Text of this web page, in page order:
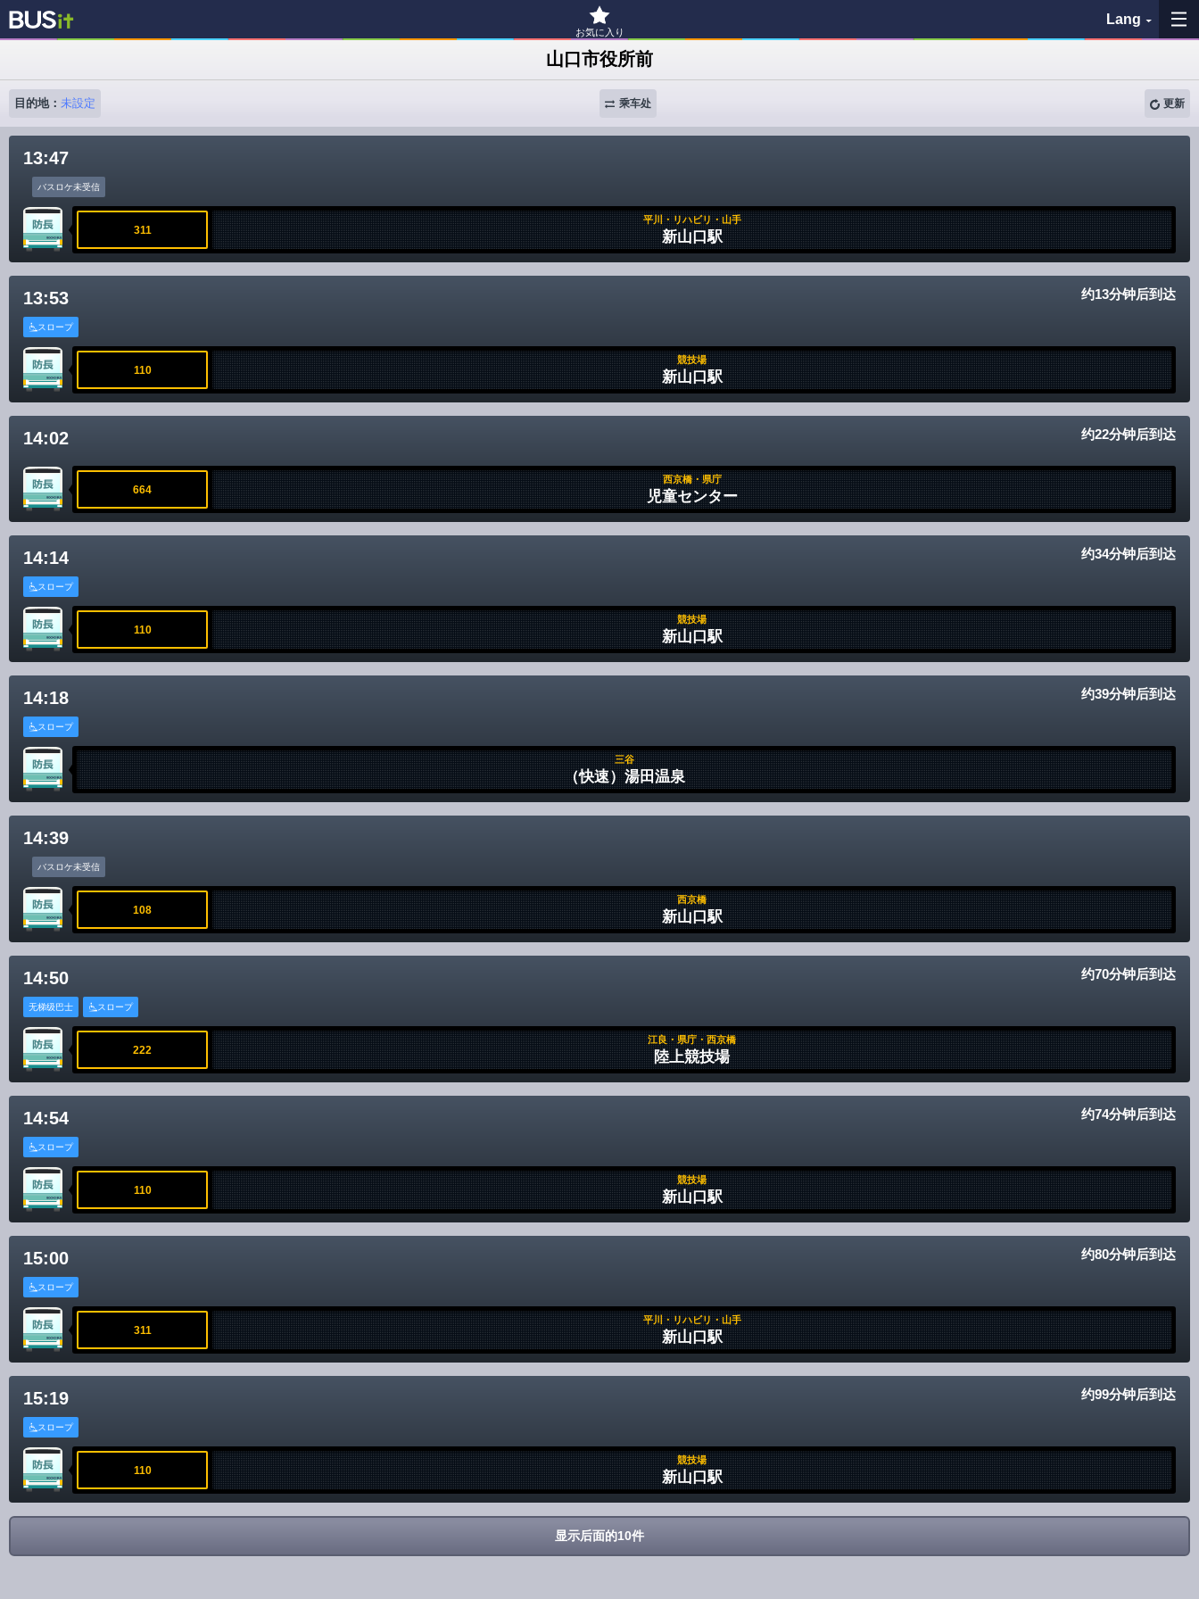
お気に入り
Lang
收藏夹
历史记录
搜索巴士站
各バス会社リンク先
BUSit使用指南
免责事项
山口市役所前
目的地： 未設定 更新
乘车处
13:47
バスロケ未受信
311
平川・リハビリ・山手
新山口駅
13:53 约13分钟后到达
スロープ
110
競技場
新山口駅
14:02 约22分钟后到达
664
西京橋・県庁
児童センター
14:14 约34分钟后到达
スロープ
110
競技場
新山口駅
14:18 约39分钟后到达
スロープ
三谷
（快速）湯田温泉
14:39
バスロケ未受信
108
西京橋
新山口駅
14:50 约70分钟后到达
无梯级巴士 スロープ
222
江良・県庁・西京橋
陸上競技場
14:54 约74分钟后到达
スロープ
110
競技場
新山口駅
15:00 约80分钟后到达
スロープ
311
平川・リハビリ・山手
新山口駅
15:19 约99分钟后到达
スロープ
110
競技場
新山口駅
显示后面的10件